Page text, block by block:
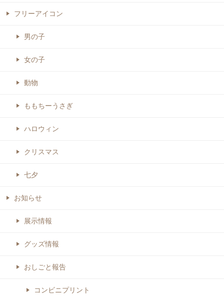
フリーアイコン
男の子
女の子
動物
ももちーうさぎ
ハロウィン
クリスマス
七夕
お知らせ
展示情報
グッズ情報
おしごと報告
コンビニプリント